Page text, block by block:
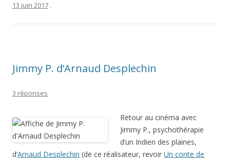
13 juin 2017 .
Jimmy P. d’Arnaud Desplechin
3 réponses
Retour au cinéma avec
Jimmy P., psychothérapie
d’un Indien des plaines,
d’Arnaud Desplechin (de ce réalisateur, revoir Un conte de